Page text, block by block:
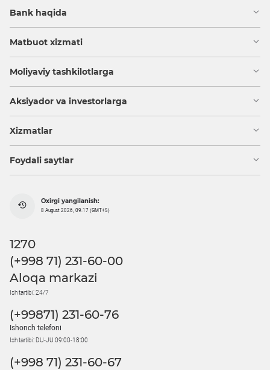
Bank haqida
Matbuot xizmati
Moliyaviy tashkilotlarga
Aksiyador va investorlarga
Xizmatlar
Foydali saytlar
Oxirgi yangilanish:
8 August 2026, 09:17 (GMT+5)
1270
(+998 71) 231-60-00
Aloqa markazi
Ish tartibi: 24/7
(+99871) 231-60-76
Ishonch telefoni
Ish tartibi: DU-JU 09:00-18:00
(+998 71) 231-60-67